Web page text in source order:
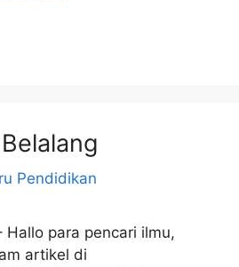
Pendidikan
Hallo para pencari ilmu,
artikel di